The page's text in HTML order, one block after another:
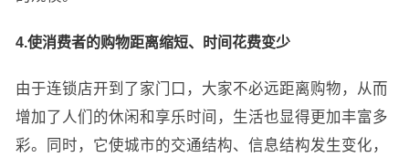
4.使消费者的购物距离缩短、时间花费变少
由于连锁店开到了家门口，大家不必远距离购物，从而
增加了人们的休闲和享乐时间，生活也显得更加丰富多
彩。同时，它使城市的交通结构、信息结构发生变化，